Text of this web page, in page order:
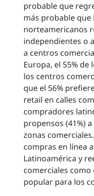
probable que
más probable
norteamericanos
independientes o
a centros
Europa, el 55%
los centros
que el 56%
retail en calles
compradores
propensos (41%)
zonas
compras en línea
Latinoamérica y
comerciales
popular para los